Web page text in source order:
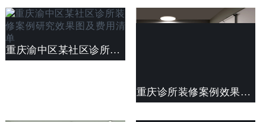
重庆渝中区某社区诊所装修案例研究效果图及费用清单
重庆诊所装修案例效果图及费用清单